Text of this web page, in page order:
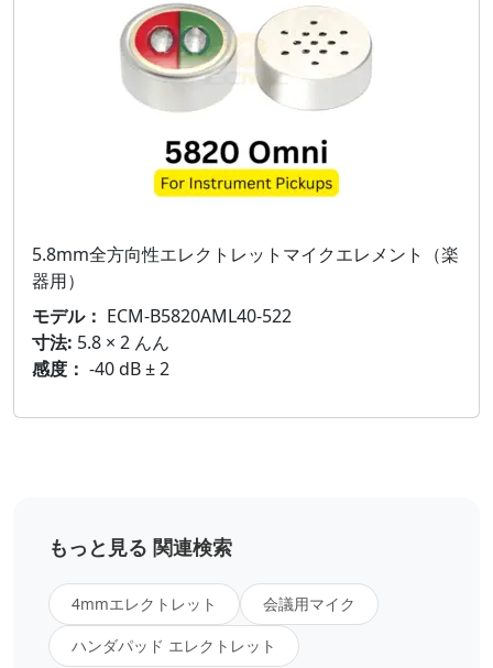
5.8mm全方向性エレクトレットマイクエレメント（楽
器用）
モデル： ECM-B5820AML40-522
寸法: 5.8 × 2 んん
感度： -40 dB ± 2
もっと見る 関連検索
4mmエレクトレット
会議用マイク
ハンダパッド エレクトレット